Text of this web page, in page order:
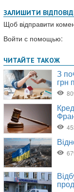
ЗАЛИШИТИ
Щоб відправити
Войти с помощью: